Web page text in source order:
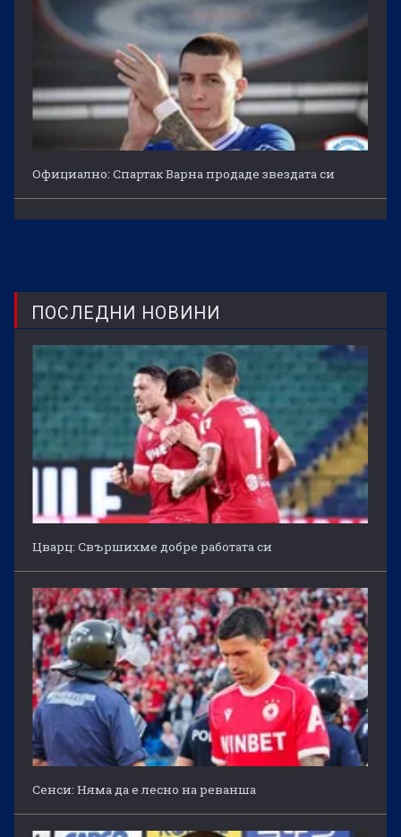
Официално: Спартак Варна продаде звездата си
ПОСЛЕДНИ НОВИНИ
Цварц: Свършихме добре работата си
Сенси: Няма да е лесно на реванша